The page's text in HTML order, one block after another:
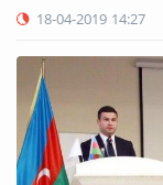
18-04-2019 14:27